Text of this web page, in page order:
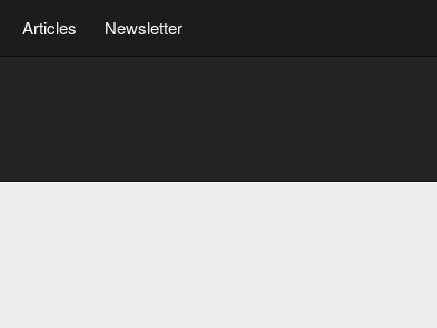
Articles Newsletter